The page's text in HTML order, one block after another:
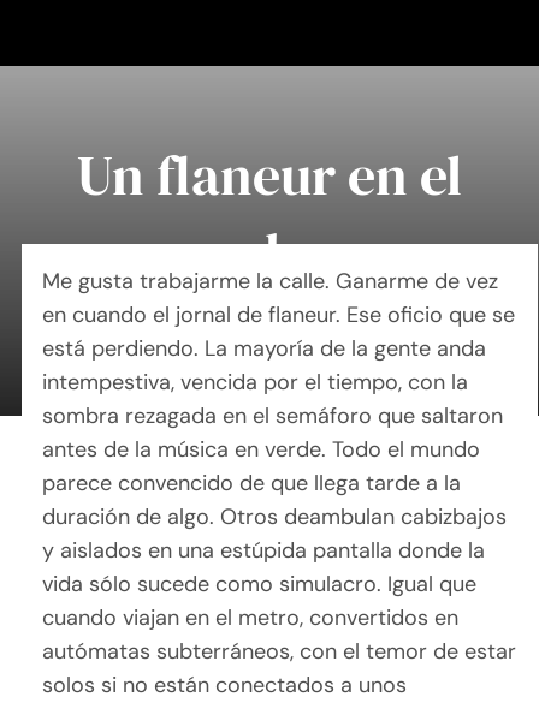
Un flaneur en el
soho
By Mary Maxey October 24, 2019
Me gusta trabajarme la calle. Ganarme de vez
en cuando el jornal de flaneur. Ese oficio que se
está perdiendo. La mayoría de la gente anda
intempestiva, vencida por el tiempo, con la
sombra rezagada en el semáforo que saltaron
antes de la música en verde. Todo el mundo
parece convencido de que llega tarde a la
duración de algo. Otros deambulan cabizbajos
y aislados en una estúpida pantalla donde la
vida sólo sucede como simulacro. Igual que
cuando viajan en el metro, convertidos en
autómatas subterráneos, con el temor de estar
solos si no están conectados a unos